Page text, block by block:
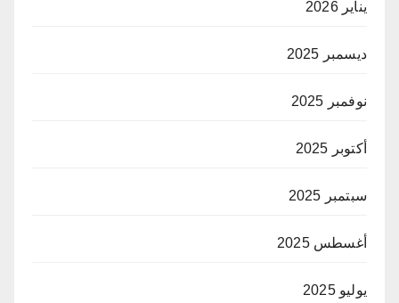
يناير 2026
ديسمبر 2025
نوفمبر 2025
أكتوبر 2025
سبتمبر 2025
أغسطس 2025
يوليو 2025